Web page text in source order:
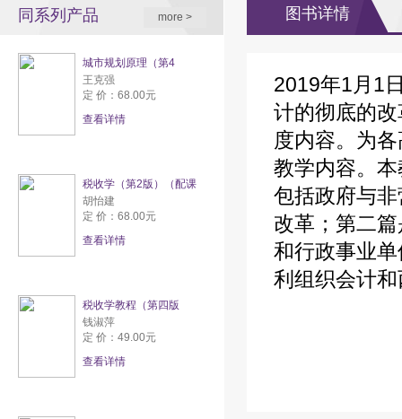
同系列产品 more >
城市规划原理（第4
王克强
定 价：68.00元
查看详情
税收学（第2版）（配课
胡怡建
定 价：68.00元
查看详情
税收学教程（第四版
钱淑萍
定 价：49.00元
查看详情
图书详情
2019年1月1
计的彻底的
度内容。为
教学内容。
包括政府与
改革；第二
和行政事业
利组织会计